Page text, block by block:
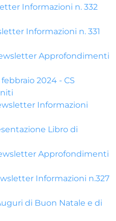
Informazioni n. 332
Informazioni n. 331
Approfondimenti
febbraio 2024 - CS
Informazioni
Libro di
Approfondimenti
Informazioni n.327
di Buon Natale e di